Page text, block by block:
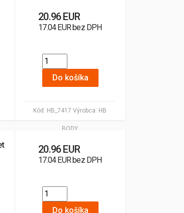
Kód: HB_7417 Výrobca: HB
BODY
20.96 EUR
17.04 EUR bez DPH
Do košíka
20.96 EUR
17.04 EUR bez DPH
Do košíka